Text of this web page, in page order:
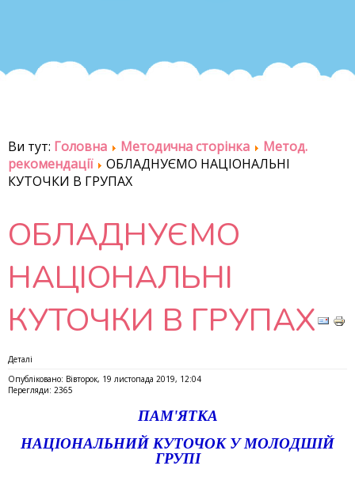
Ви тут: Головна Методична сторінка
Метод.
рекомендації
ОБЛАДНУЄМО НАЦІОНАЛЬНІ
КУТОЧКИ В ГРУПАХ
ОБЛАДНУЄМО
НАЦІОНАЛЬНІ
КУТОЧКИ В ГРУПАХ
Деталі
Опубліковано: Вівторок, 19 листопада 2019, 12:04
Перегляди: 2365
ПАМ'ЯТКА
НАЦІОНАЛЬНИЙ КУТОЧОК У МОЛОДШІЙ
ГРУПІ